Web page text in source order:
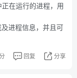
在运行的进程，用
进程信息，并且可
回复 分享